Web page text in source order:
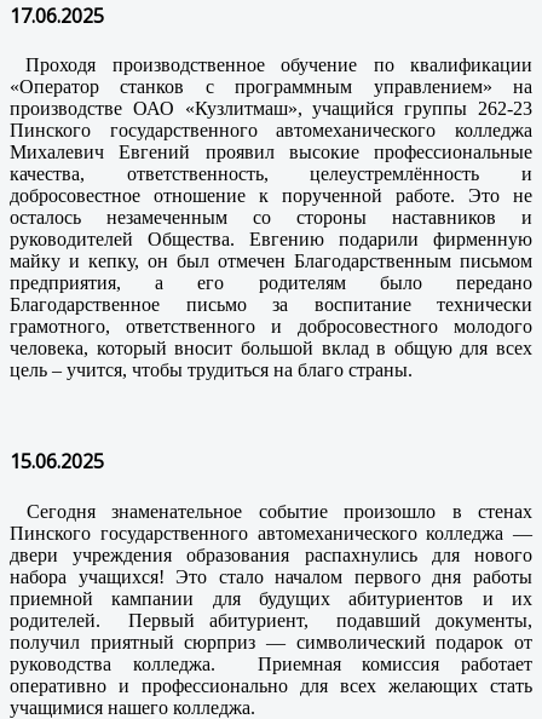
17.06.2025
Проходя производственное обучение по квалификации
«Оператор станков с программным управлением» на
производстве ОАО «Кузлитмаш», учащийся группы 262-23
Пинского государственного автомеханического колледжа
Михалевич Евгений проявил высокие профессиональные
качества, ответственность, целеустремлённость и
добросовестное отношение к порученной работе. Это не
осталось незамеченным со стороны наставников и
руководителей Общества. Евгению подарили фирменную
майку и кепку, он был отмечен Благодарственным письмом
предприятия, а его родителям было передано
Благодарственное письмо за воспитание технически
грамотного, ответственного и добросовестного молодого
человека, который вносит большой вклад в общую для всех
цель – учится, чтобы трудиться на благо страны.
15.06.2025
Сегодня знаменательное событие произошло в стенах
Пинского государственного автомеханического колледжа —
двери учреждения образования распахнулись для нового
набора учащихся! Это стало началом первого дня работы
приемной кампании для будущих абитуриентов и их
родителей. Первый абитуриент, подавший документы,
получил приятный сюрприз — символический подарок от
руководства колледжа. Приемная комиссия работает
оперативно и профессионально для всех желающих стать
учащимися нашего колледжа.